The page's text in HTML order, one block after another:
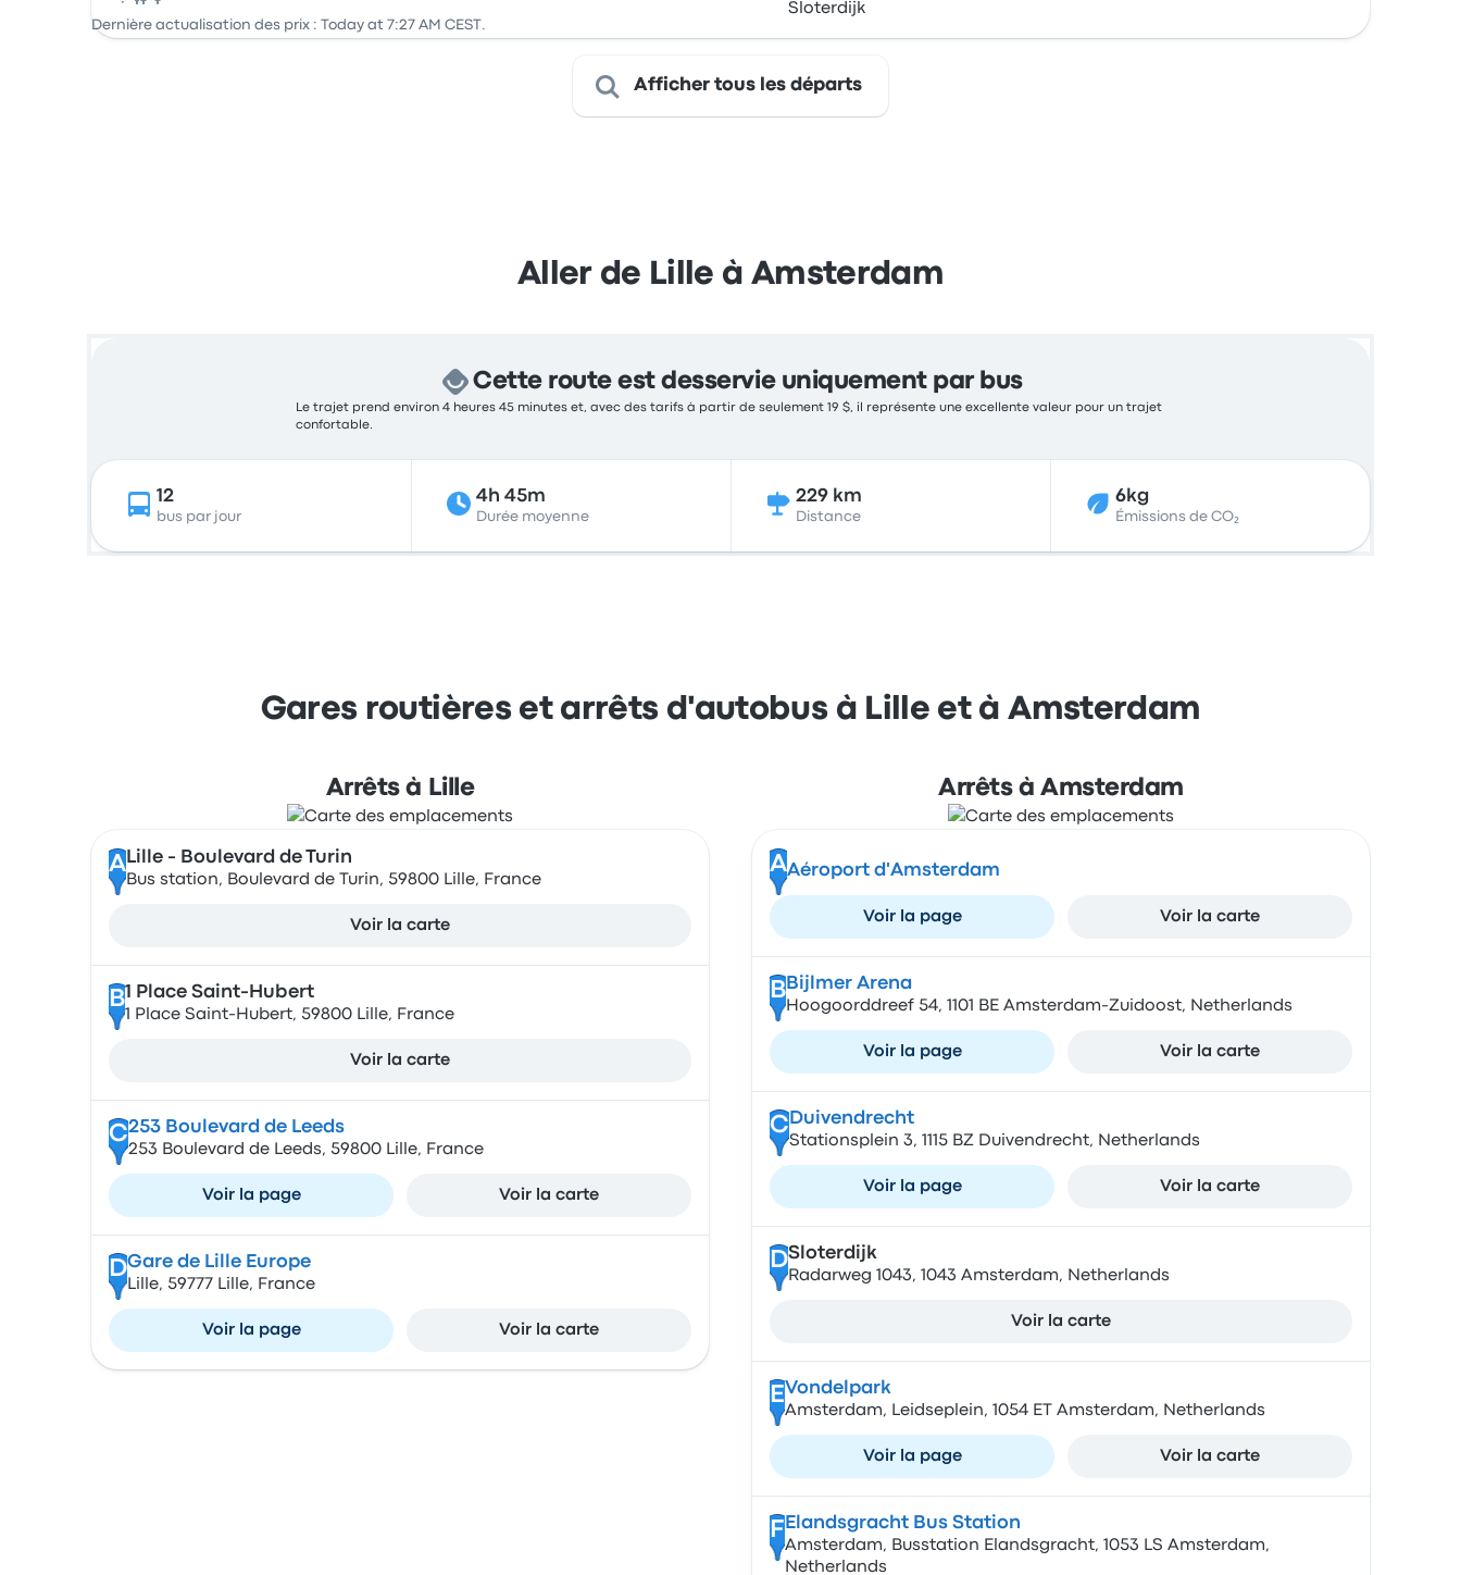
Bus
Sloterdijk
Dernière actualisation des prix : Today at 7:27 AM CEST.
Afficher tous les départs
Aller de Lille à Amsterdam
Cette route est desservie uniquement par bus
Le trajet prend environ 4 heures 45 minutes et, avec des tarifs à partir de seulement 19 $, il représente une excellente valeur pour un trajet
confortable.
12
bus par jour
4h 45m
Durée moyenne
229 km
Distance
6kg
Émissions de CO₂
Gares routières et arrêts d'autobus à Lille et à Amsterdam
Arrêts à Lille
A Lille - Boulevard de Turin
Bus station, Boulevard de Turin, 59800 Lille, France
Voir la carte
B1 Place Saint-Hubert
1 Place Saint-Hubert, 59800 Lille, France
Voir la carte
C253 Boulevard de Leeds
253 Boulevard de Leeds, 59800 Lille, France
Voir la page Voir la carte
DGare de Lille Europe
Lille, 59777 Lille, France
Voir la page Voir la carte
Arrêts à Amsterdam
AAéroport d'Amsterdam
Voir la page Voir la carte
B Bijlmer Arena
Hoogoorddreef 54, 1101 BE Amsterdam-Zuidoost, Netherlands
Voir la page Voir la carte
CDuivendrecht
Stationsplein 3, 1115 BZ Duivendrecht, Netherlands
Voir la page Voir la carte
DSloterdijk
Radarweg 1043, 1043 Amsterdam, Netherlands
Voir la carte
EVondelpark
Amsterdam, Leidseplein, 1054 ET Amsterdam, Netherlands
Voir la page Voir la carte
F Elandsgracht Bus Station
Amsterdam, Busstation Elandsgracht, 1053 LS Amsterdam,
Netherlands